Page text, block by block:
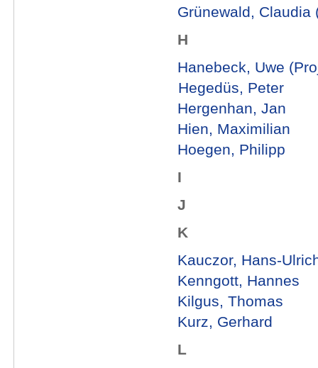
Grünewald, Claudia
H
Hanebeck, Uwe
Hegedüs, Peter
Hergenhan, Jan
Hien, Maximilian
Hoegen, Philipp
I
J
K
Kauczor, Hans-
Kenngott, Hannes
Kilgus, Thomas
Kurz, Gerhard
L